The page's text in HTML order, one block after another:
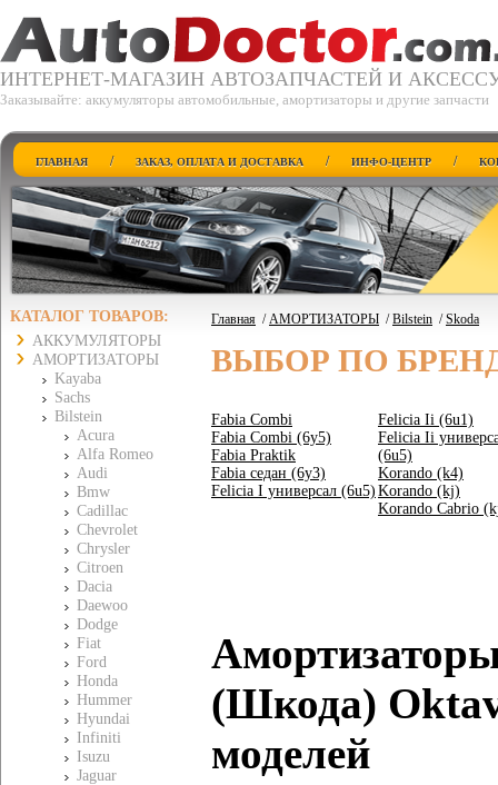
ИНТЕРНЕТ-МАГАЗИН АВТОЗАПЧАСТЕЙ И
Заказывайте: аккумуляторы автомобильные, амортизаторы и другие запчасти
ГЛАВНАЯ / ЗАКАЗ, ОПЛАТА И ДОСТАВКА / ИНФО-ЦЕНТР /
КАТАЛОГ ТОВАРОВ:
АККУМУЛЯТОРЫ
АМОРТИЗАТОРЫ
Kayaba
Sachs
Bilstein
Acura
Alfa Romeo
Audi
Bmw
Cadillac
Chevrolet
Chrysler
Citroen
Dacia
Daewoo
Dodge
Fiat
Ford
Honda
Hummer
Hyundai
Infiniti
Isuzu
Jaguar
Главная /АМОРТИЗАТОРЫ /Bilstein /Skoda
ВЫБОР ПО
Fabia Combi
Fabia Combi (6y5)
Fabia Praktik
Fabia седан (6y3)
Felicia I универсал (6u5)
Felicia Ii (6u1)
Felicia Ii
(6u5)
Korando (k4)
Korando (kj)
Korando Cabrio
(Шкода)
моделей